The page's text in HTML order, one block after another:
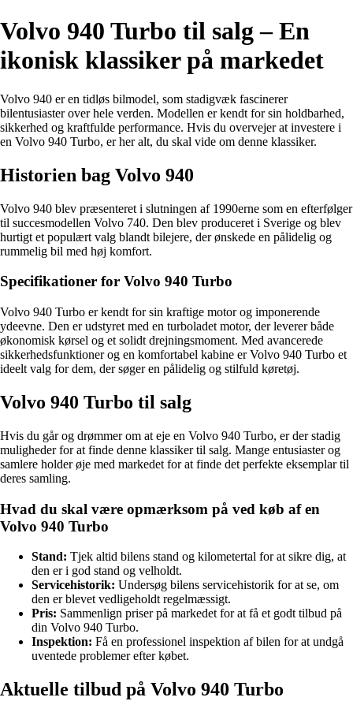
Volvo 940 Turbo til salg – En
ikonisk klassiker på markedet
Volvo 940 er en tidløs bilmodel, som stadigvæk fascinerer
bilentusiaster over hele verden. Modellen er kendt for sin holdbarhed,
sikkerhed og kraftfulde performance. Hvis du overvejer at investere i
en Volvo 940 Turbo, er her alt, du skal vide om denne klassiker.
Historien bag Volvo 940
Volvo 940 blev præsenteret i slutningen af 1990erne som en efterfølger
til succesmodellen Volvo 740. Den blev produceret i Sverige og blev
hurtigt et populært valg blandt bilejere, der ønskede en pålidelig og
rummelig bil med høj komfort.
Specifikationer for Volvo 940 Turbo
Volvo 940 Turbo er kendt for sin kraftige motor og imponerende
ydeevne. Den er udstyret med en turboladet motor, der leverer både
økonomisk kørsel og et solidt drejningsmoment. Med avancerede
sikkerhedsfunktioner og en komfortabel kabine er Volvo 940 Turbo et
ideelt valg for dem, der søger en pålidelig og stilfuld køretøj.
Volvo 940 Turbo til salg
Hvis du går og drømmer om at eje en Volvo 940 Turbo, er der stadig
muligheder for at finde denne klassiker til salg. Mange entusiaster og
samlere holder øje med markedet for at finde det perfekte eksemplar til
deres samling.
Hvad du skal være opmærksom på ved køb af en
Volvo 940 Turbo
Stand: Tjek altid bilens stand og kilometertal for at sikre dig, at
den er i god stand og velholdt.
Servicehistorik: Undersøg bilens servicehistorik for at se, om
den er blevet vedligeholdt regelmæssigt.
Pris: Sammenlign priser på markedet for at få et godt tilbud på
din Volvo 940 Turbo.
Inspektion: Få en professionel inspektion af bilen for at undgå
uventede problemer efter købet.
Aktuelle tilbud på Volvo 940 Turbo